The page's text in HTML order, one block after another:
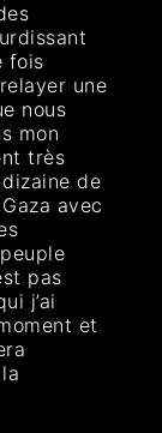
fois
une
nous
mon
très
de
avec
pas
j’ai
et